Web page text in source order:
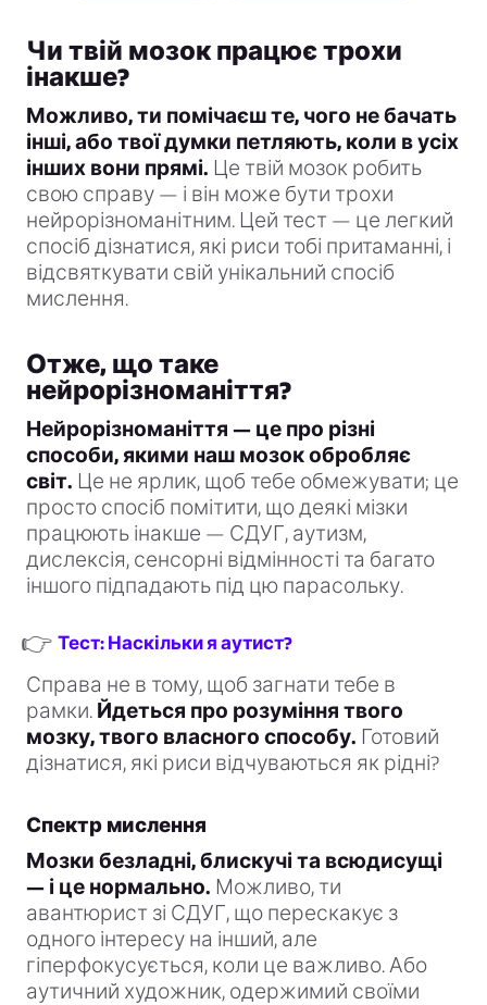
Чи твій мозок працює трохи
інакше?
Можливо, ти помічаєш те, чого не бачать
інші, або твої думки петляють, коли в усіх
інших вони прямі. Це твій мозок робить
свою справу — і він може бути трохи
нейрорізноманітним. Цей тест — це легкий
спосіб дізнатися, які риси тобі притаманні, і
відсвяткувати свій унікальний спосіб
мислення.
Отже, що таке
нейрорізноманіття?
Нейрорізноманіття — це про різні
способи, якими наш мозок обробляє
світ. Це не ярлик, щоб тебе обмежувати; це
просто спосіб помітити, що деякі мізки
працюють інакше — СДУГ, аутизм,
дислексія, сенсорні відмінності та багато
іншого підпадають під цю парасольку.
👉 Тест: Наскільки я аутист?
Справа не в тому, щоб загнати тебе в
рамки. Йдеться про розуміння твого
мозку, твого власного способу. Готовий
дізнатися, які риси відчуваються як рідні?
Спектр мислення
Мозки безладні, блискучі та всюдисущі
— і це нормально. Можливо, ти
авантюрист зі СДУГ, що перескакує з
одного інтересу на інший, але
гіперфокусується, коли це важливо. Або
аутичний художник, одержимий своїми